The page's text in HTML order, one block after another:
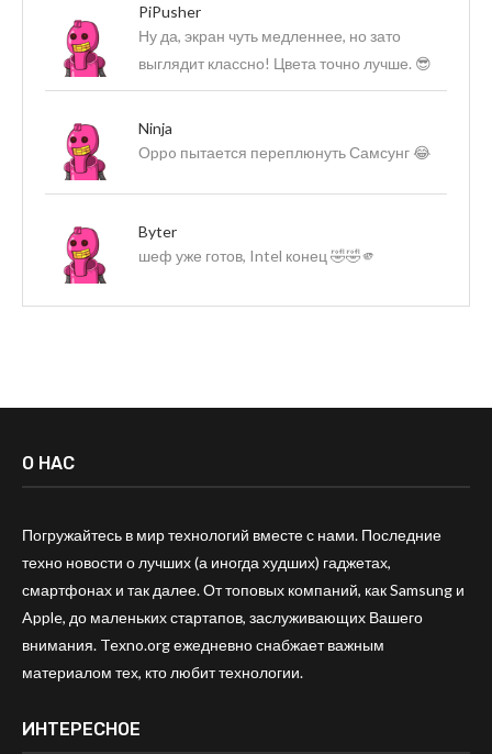
PiPusher
Ну да, экран чуть медленнее, но зато
выглядит классно! Цвета точно лучше. 😎
Ninja
Оppo пытается переплюнуть Самсунг 😂
Byter
шеф уже готов, Intel конец 🤣🤣🫵
О НАС
Погружайтесь в мир технологий вместе с нами. Последние
техно новости о лучших (а иногда худших) гаджетах,
смартфонах и так далее. От топовых компаний, как Samsung и
Apple, до маленьких стартапов, заслуживающих Вашего
внимания. Texno.org ежедневно снабжает важным
материалом тех, кто любит технологии.
ИНТЕРЕСНОЕ